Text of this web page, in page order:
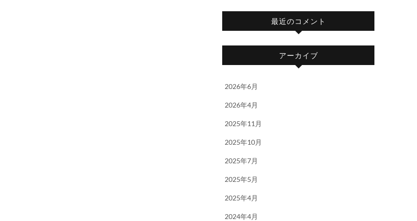
最近のコメント
アーカイブ
2026年6月
2026年4月
2025年11月
2025年10月
2025年7月
2025年5月
2025年4月
2024年4月